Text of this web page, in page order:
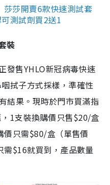
莎莎開賣6款快速測試套
測試劑買2送1
裝
發售YHLO新冠病毒快速
拭子方式採樣，準確性
結果。現時於門市買滿指
1支裝換購價只售$20/盒
價只需$80/盒（單售價
$16就買到，產品數量